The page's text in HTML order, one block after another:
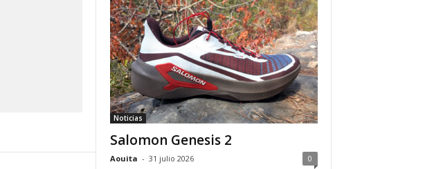
Noticias
Salomon Genesis 2
Aouita - 31 julio 2026 0